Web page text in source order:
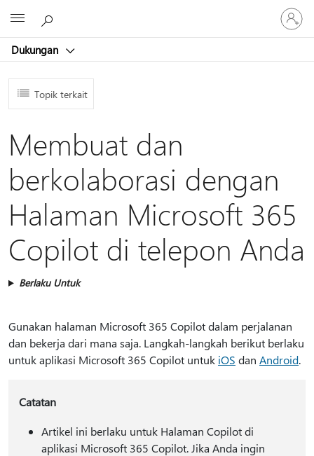
Dukungan
Masuk
ke
akun
Topik terkait
Membuat dan
berkolaborasi dengan
Halaman Microsoft 365
Copilot di telepon Anda
Berlaku Untuk
Gunakan halaman Microsoft 365 Copilot dalam perjalanan
dan bekerja dari mana saja. Langkah-langkah berikut berlaku
untuk aplikasi Microsoft 365 Copilot untuk iOS dan Android.
Catatan
Artikel ini berlaku untuk Halaman Copilot di
aplikasi Microsoft 365 Copilot. Jika Anda ingin